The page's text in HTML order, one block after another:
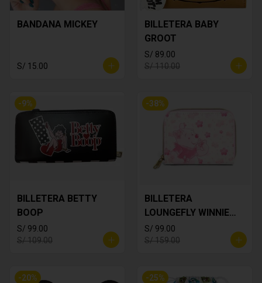
BANDANA MICKEY
S/ 15.00
BILLETERA BABY
GROOT
S/ 89.00
S/ 110.00
-9%
BILLETERA BETTY
BOOP
S/ 99.00
S/ 109.00
-38%
BILLETERA
LOUNGEFLY WINNIE
THE POOH
S/ 99.00
S/ 159.00
-20% -25%